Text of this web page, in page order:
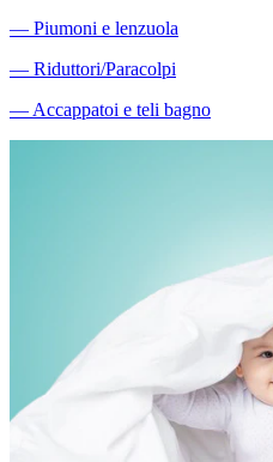
― Piumoni e lenzuola
― Riduttori/Paracolpi
―Accappatoi e teli bagno